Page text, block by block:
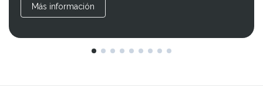
Más información